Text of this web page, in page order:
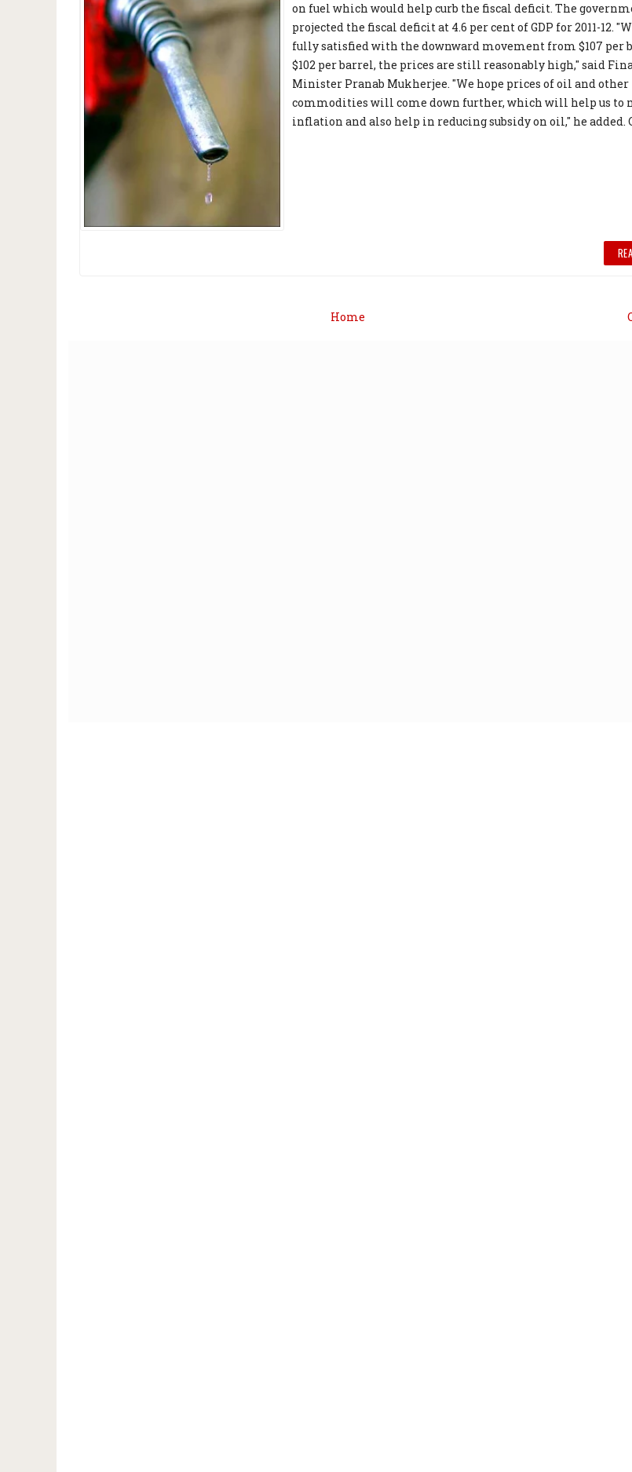
on fuel which would help curb the fiscal deficit. The
projected the fiscal deficit at 4.6 per cent of GDP for 2011-12.
fully satisfied with the downward movement from $107 per
$102 per barrel, the prices are still reasonably high," said
Minister Pranab Mukherjee. "We hope prices of oil and other
commodities will come down further, which will help us to
inflation and also help in reducing subsidy on oil," he added.
Home